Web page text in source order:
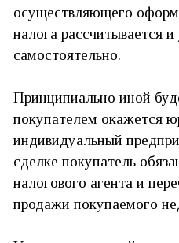
осуществляющего
налога рассчитывается
самостоятельно.
Принципиально иной
покупателем окажется
индивидуальный
сделке покупатель
налогового агента и
продажи покупаемого